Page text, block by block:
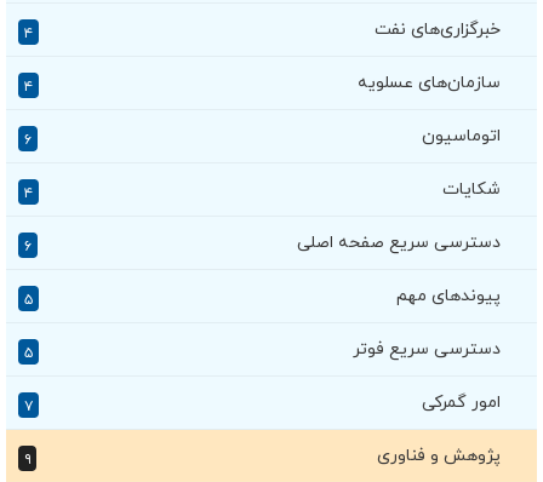
خبرگزاری‌های نفت ۴
سازمان‌های عسلویه ۴
اتوماسیون ۶
شکایات ۴
دسترسی سریع صفحه اصلی ۶
پیوندهای مهم ۵
دسترسی سریع فوتر ۵
امور گمرکی ۷
پژوهش و فناوری